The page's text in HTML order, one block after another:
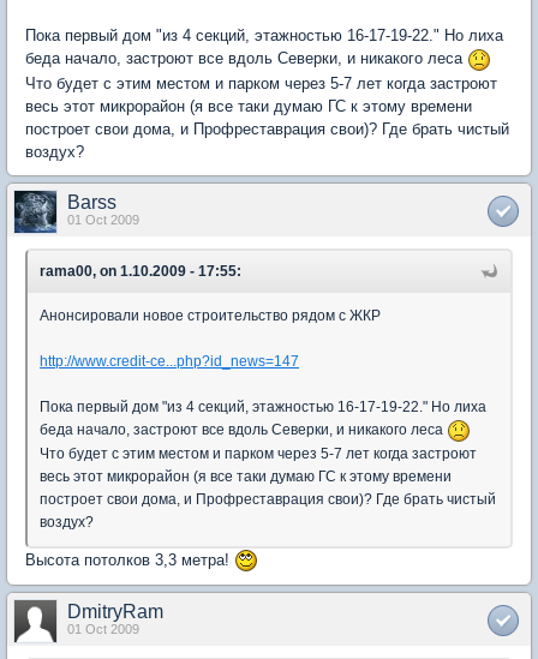
Пока первый дом "из 4 секций, этажностью 16-17-19-22." Но лиха
беда начало, застроют все вдоль Северки, и никакого леса
Что будет с этим местом и парком через 5-7 лет когда застроют
весь этот микрорайон (я все таки думаю ГС к этому времени
построет свои дома, и Профреставрация свои)? Где брать чистый
воздух?
Barss
01 Oct 2009
rama00, on 1.10.2009 - 17:55:
Анонсировали новое строительство рядом с ЖКР
http://www.credit-ce...php?id_news=147
Пока первый дом "из 4 секций, этажностью 16-17-19-22." Но лиха
беда начало, застроют все вдоль Северки, и никакого леса
Что будет с этим местом и парком через 5-7 лет когда застроют
весь этот микрорайон (я все таки думаю ГС к этому времени
построет свои дома, и Профреставрация свои)? Где брать чистый
воздух?
Высота потолков 3,3 метра!
DmitryRam
01 Oct 2009